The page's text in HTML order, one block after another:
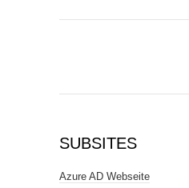
SUBSITES
Azure AD Webseite